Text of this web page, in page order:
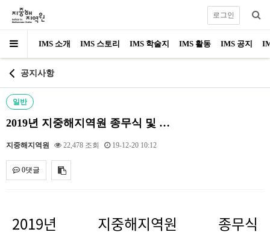
IMS 소개 IMS 스토리 IMS 학술지 IMS 활동 IMS 공지
로그인
공지사항
일반
2019년 지중해지역원 종무식 및 …
지중해지역원 22,478 조회 19-12-20 10:12
0댓글
2019년 지중해지역원 종무식